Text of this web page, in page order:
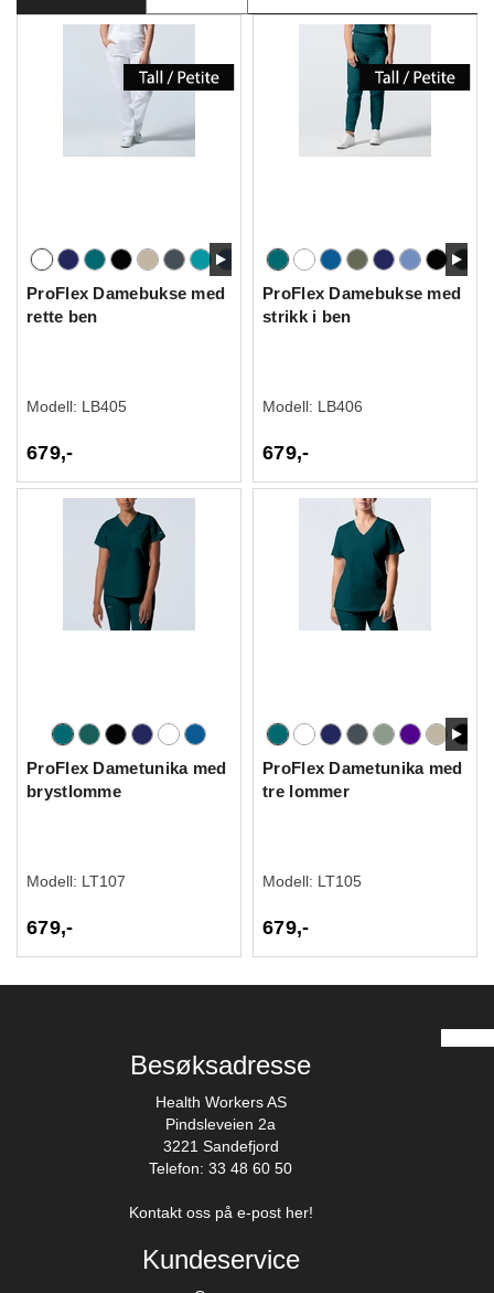
ProFlex Damebukse med
rette ben
Modell: LB405
679,-
ProFlex Damebukse med
strikk i ben
Modell: LB406
679,-
ProFlex Dametunika med
brystlomme
Modell: LT107
679,-
ProFlex Dametunika med
tre lommer
Modell: LT105
679,-
Besøksadresse
Health Workers AS
Pindsleveien 2a
3221 Sandefjord
Telefon: 33 48 60 50
Kontakt oss på e-post her!
Kundeservice